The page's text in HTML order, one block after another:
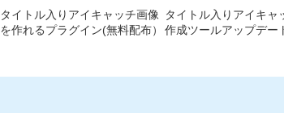
タイトル入りアイキャッチ画像
を作れるプラグイン(無料配布）
タイトル入りアイキャ
作成ツールアップデー